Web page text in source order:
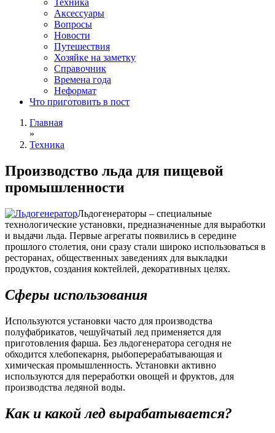
Техника
Аксессуары
Вопросы
Новости
Путешествия
Хозяйке на заметку
Справочник
Времена года
Неформат
Что приготовить в пост
Главная
»
Техника
Производство льда для пищевой
промышленности
Льдогенераторы – специальные
технологические установки, предназначенные для выработки
и выдачи льда. Первые агрегаты появились в середине
прошлого столетия, они сразу стали широко использоваться в
ресторанах, общественных заведениях для выкладки
продуктов, создания коктейлей, декоративных целях.
Сферы использования
Используются установки часто для производства
полуфабрикатов, чешуйчатый лед применяется для
приготовления фарша. Без льдогенератора сегодня не
обходится хлебопекарня, рыбоперерабатывающая и
химическая промышленность. Установки активно
используются для переработки овощей и фруктов, для
производства ледяной воды.
Как и какой лед вырабатывается?